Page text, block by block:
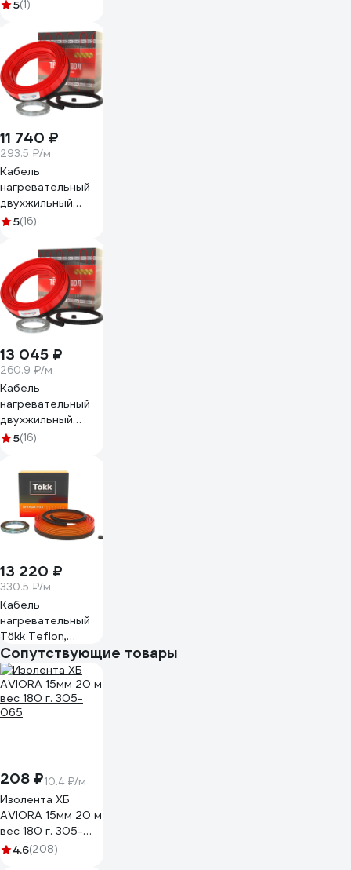
м.п._50м.п
5(1)
11 740 ₽
293.5 ₽/м
Кабель
нагревательный
двухжильный
Warmcoin POWER
POWER_800ВТ_40м
5(16)
13 045 ₽
260.9 ₽/м
Кабель
нагревательный
двухжильный
Warmcoin POWER
5(16)
13 220 ₽
330.5 ₽/м
Кабель
нагревательный
Tökk Teflon,
двухжильный, 20
Вт/м, 800 Вт (40
м.п.)
КабTokk_TF_40мп
Сопутствующие товары
208 ₽10.4 ₽/м
Изолента ХБ
AVIORA 15мм 20 м
вес 180 г. 305-
0654.6(208)